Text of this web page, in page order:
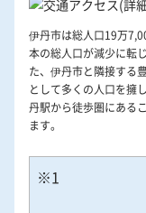
伊丹市は総人口19万
本の総人口が減少に転
た、伊丹市と隣接する
として多くの人口を擁
丹駅から徒歩圏にある
ます。
※1